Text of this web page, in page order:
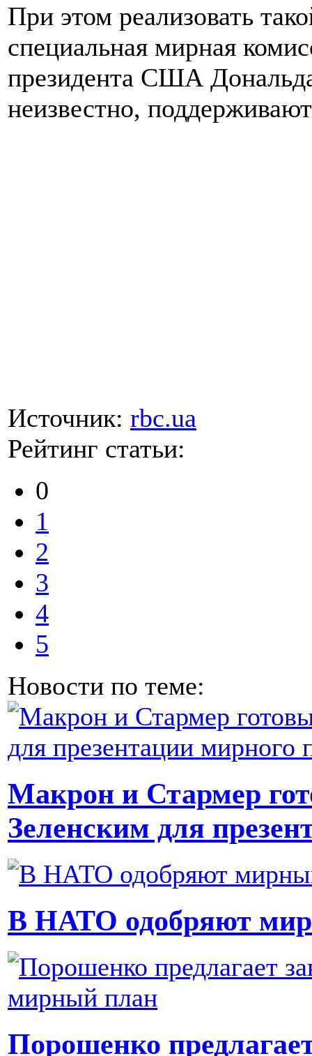
При этом реализовать
специальная мирная
президента США
неизвестно,
Источник: rbc.ua
Рейтинг статьи:
0
1
2
3
4
5
Новости по теме:
Макрон и Стармер
Зеленским для
В НАТО одобряют
Порошенко